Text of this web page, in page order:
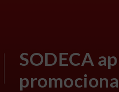
SODECA